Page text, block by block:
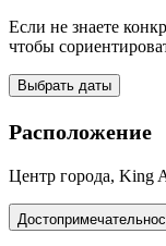
Если не знаете
чтобы
Выбрать даты
Расположение
Центр города, King